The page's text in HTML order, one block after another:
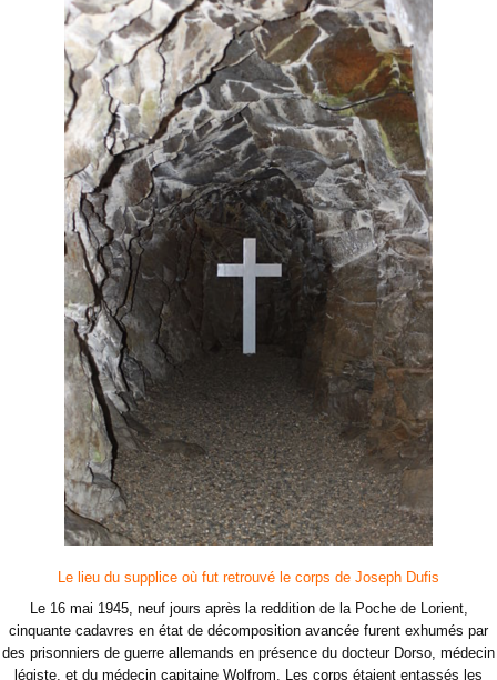
Le lieu du supplice où fut retrouvé le corps de Joseph Dufis
Le 16 mai 1945, neuf jours après la reddition de la Poche de Lorient,
cinquante cadavres en état de décomposition avancée furent exhumés par
des prisonniers de guerre allemands en présence du docteur Dorso, médecin
légiste, et du médecin capitaine Wolfrom. Les corps étaient entassés les